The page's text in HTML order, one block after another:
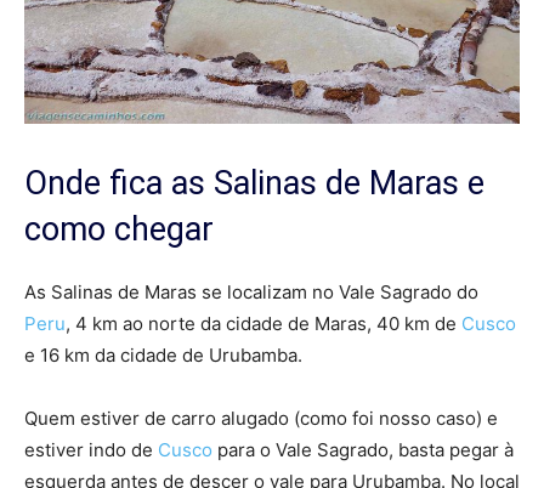
Onde fica as Salinas de Maras e
como chegar
As Salinas de Maras se localizam no Vale Sagrado do
Peru, 4 km ao norte da cidade de Maras, 40 km de Cusco
e 16 km da cidade de Urubamba.
Quem estiver de carro alugado (como foi nosso caso) e
estiver indo de Cusco para o Vale Sagrado, basta pegar à
esquerda antes de descer o vale para Urubamba. No local